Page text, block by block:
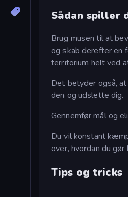
Sådan spiller
Brug musen til at
og skab derefter en
territorium helt ved
Det betyder også,
den og udslette dig.
Gennemfør mål og
Du vil konstant
over, hvordan du
Tips og tricks